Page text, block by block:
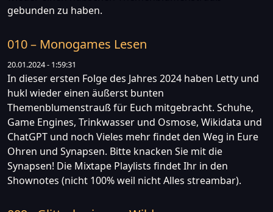
gebunden zu haben.
010 – Monogames Lesen
20.01.2024 - 1:59:31
In dieser ersten Folge des Jahres 2024 haben Letty und
hukl wieder einen äußerst bunten
Themenblumenstrauß für Euch mitgebracht. Schuhe,
Game Engines, Trinkwasser und Osmose, Wikidata und
ChatGPT und noch Vieles mehr findet den Weg in Eure
Ohren und Synapsen. Bitte knacken Sie mit die
Synapsen! Die Mixtape Playlists findet Ihr in den
Shownotes (nicht 100% weil nicht Alles streambar).